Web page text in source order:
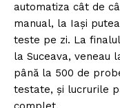
automatiza cât de
manual, la Iași
teste pe zi. La
la Suceava, veneau
până la 500 de
testate, și lucrurile